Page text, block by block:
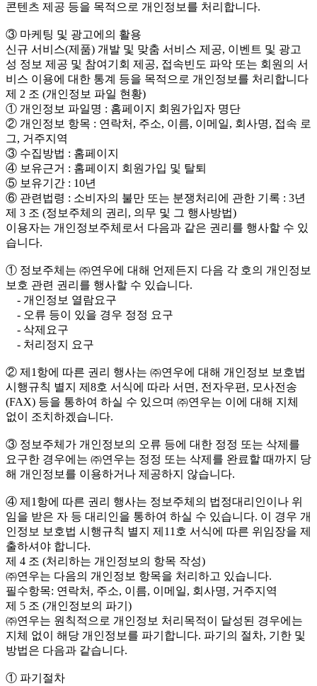
콘텐츠 제공 등을 목적으로 개인정보를 처리합니다.
③ 마케팅 및 광고에의 활용
신규 서비스(제품) 개발 및 맞춤 서비스 제공, 이벤트 및 광고
성 정보 제공 및 참여기회 제공, 접속빈도 파악 또는 회원의 서
비스 이용에 대한 통계 등을 목적으로 개인정보를 처리합니다
제 2 조 (개인정보 파일 현황)
① 개인정보 파일명 : 홈페이지 회원가입자 명단
② 개인정보 항목 : 연락처, 주소, 이름, 이메일, 회사명, 접속 로
그, 거주지역
③ 수집방법 : 홈페이지
④ 보유근거 : 홈페이지 회원가입 및 탈퇴
⑤ 보유기간 : 10년
⑥ 관련법령 : 소비자의 불만 또는 분쟁처리에 관한 기록 : 3년
제 3 조 (정보주체의 권리, 의무 및 그 행사방법)
이용자는 개인정보주체로서 다음과 같은 권리를 행사할 수 있
습니다.
① 정보주체는 ㈜연우에 대해 언제든지 다음 각 호의 개인정보
보호 관련 권리를 행사할 수 있습니다.
- 개인정보 열람요구
- 오류 등이 있을 경우 정정 요구
- 삭제요구
- 처리정지 요구
② 제1항에 따른 권리 행사는 ㈜연우에 대해 개인정보 보호법
시행규칙 별지 제8호 서식에 따라 서면, 전자우편, 모사전송
(FAX) 등을 통하여 하실 수 있으며 ㈜연우는 이에 대해 지체
없이 조치하겠습니다.
③ 정보주체가 개인정보의 오류 등에 대한 정정 또는 삭제를
요구한 경우에는 ㈜연우는 정정 또는 삭제를 완료할 때까지 당
해 개인정보를 이용하거나 제공하지 않습니다.
④ 제1항에 따른 권리 행사는 정보주체의 법정대리인이나 위
임을 받은 자 등 대리인을 통하여 하실 수 있습니다. 이 경우 개
인정보 보호법 시행규칙 별지 제11호 서식에 따른 위임장을 제
출하셔야 합니다.
제 4 조 (처리하는 개인정보의 항목 작성)
㈜연우는 다음의 개인정보 항목을 처리하고 있습니다.
필수항목: 연락처, 주소, 이름, 이메일, 회사명, 거주지역
제 5 조 (개인정보의 파기)
㈜연우는 원칙적으로 개인정보 처리목적이 달성된 경우에는
지체 없이 해당 개인정보를 파기합니다. 파기의 절차, 기한 및
방법은 다음과 같습니다.
① 파기절차